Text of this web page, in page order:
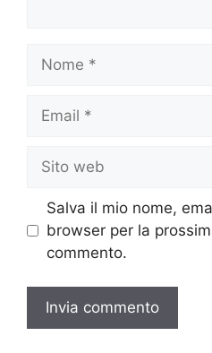
web
Salva il mio nome,
browser per la
commento.